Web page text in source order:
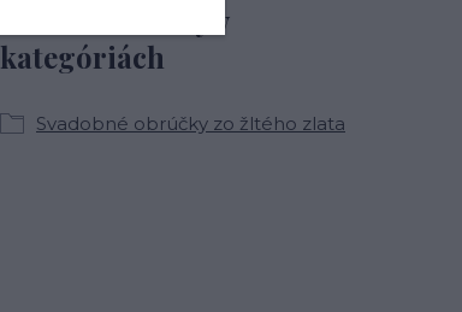
Tovar zaradený v
kategóriách
Svadobné obrúčky zo žltého zlata